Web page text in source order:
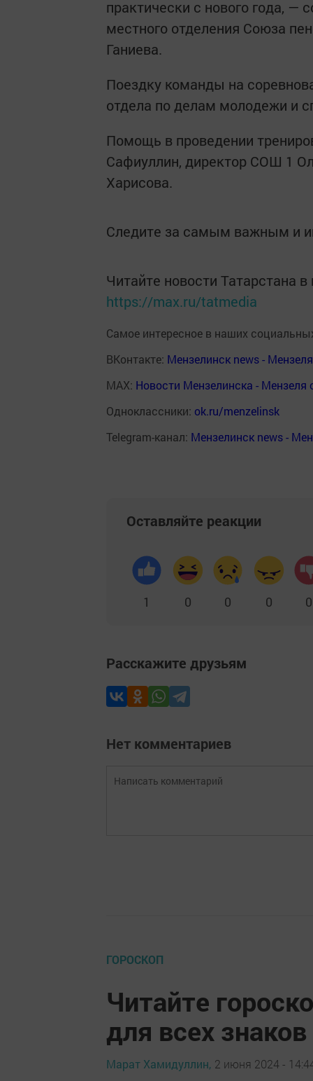
практически с нового года,
местного отделения Союза
Ганиева.
Поездку команды на
отдела по делам молодежи и
Помощь в проведении
Сафиуллин, директор СОШ 1
Харисова.
Следите за самым важным и
Читайте новости Татарстана
https://max.ru/tatmedia
Самое интересное в наших
ВКонтакте: Мензелинск news -
MAX: Новости Мензелинска - Мензеля
Одноклассники: ok.ru/menzelinsk
Telegram-канал: Мензелинск news -
Оставляйте реакции
1 0 0 0 0
Расскажите друзьям
Нет комментариев
ГОРОСКОП
Читайте
для всех
Марат Хамидуллин, 2 июня 2024 -